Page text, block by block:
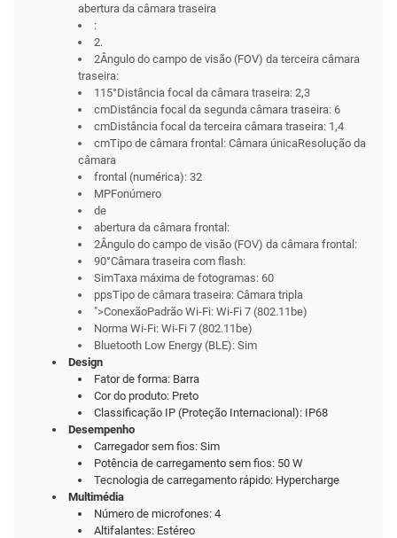
abertura da câmara traseira
:
2.
2Ângulo do campo de visão (FOV) da terceira câmara
traseira:
115°Distância focal da câmara traseira: 2,3
cmDistância focal da segunda câmara traseira: 6
cmDistância focal da terceira câmara traseira: 1,4
cmTipo de câmara frontal: Câmara únicaResolução da
câmara
frontal (numérica): 32
MPFonúmero
de
abertura da câmara frontal:
2Ângulo do campo de visão (FOV) da câmara frontal:
90°Câmara traseira com flash:
SimTaxa máxima de fotogramas: 60
ppsTipo de câmara traseira: Câmara tripla
">ConexãoPadrão Wi-Fi: Wi-Fi 7 (802.11be)
Norma Wi-Fi: Wi-Fi 7 (802.11be)
Bluetooth Low Energy (BLE): Sim
Design
Fator de forma: Barra
Cor do produto: Preto
Classificação IP (Proteção Internacional): IP68
Desempenho
Carregador sem fios: Sim
Potência de carregamento sem fios: 50 W
Tecnologia de carregamento rápido: Hypercharge
Multimédia
Número de microfones: 4
Altifalantes: Estéreo